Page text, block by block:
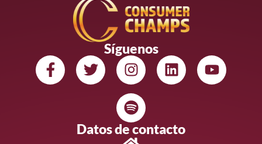
Síguenos
Datos de contacto